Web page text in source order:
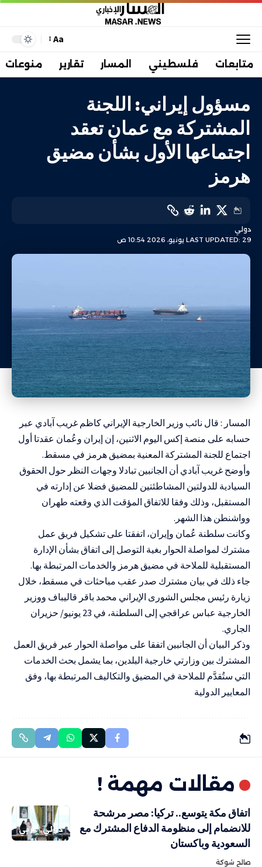
Aa
متابعات فلسطيني المسار تقارير منوعات
مسؤول إيراني: اللجنة
المشتركة مع عمان تعقد
اجتماعها الأول بشأن مضيق
هرمز
LAST UPDATED: 29 يونيو، 2026 10:54 ص
دولي
المسار : قال نائب ‌وزير الخارجية الإيراني كاظم غريب آبادي عبر
حسابه على منصة إكس اليوم الاثنين، إن إيران وعُمان عقدتا أول
اجتماع للجنة المشتركة المعنية بمضيق هرمز في مسقط.
وأوضح غريب آبادي أن الجانبين تبادلا وجهات ‌النظر حول الحقوق
السيادية ‌للدولتين المشاطئتين للمضيق فضلا عن إدارته ‌في
المستقبل، وذلك وفقا للاتفاق المؤقت الذي وقعته طهران
وواشنطن هذا الشهر.
وكانت سلطنة عُمان وإيران، اتفقتا على تشكيل فريق عمل
مشترك لمواصلة الحوار بغية التوصل إلى اتفاق بشأن الإدارة
المستقبلية للملاحة في مضيق هرمز والخدمات المرتبطة بها.
جاء ذلك في بيان مشترك صدر عقب مباحثات في مسقط، خلال
زيارة رئيس مجلس الشورى الإيراني محمد باقر قاليباف ووزير
الخارجية عباس عراقجي إلى السلطنة، في 23 يونيو/ حزيران
الجاري.
وذكر البيان أن الجانبين اتفقا على مواصلة الحوار عبر فريق العمل
المشترك بين وزارتي خارجية البلدين، بما يشمل بحث الخدمات
التي ستُقدَّم للملاحة في المضيق والتكاليف المرتبطة بها، وفق
المعايير الدولية
مقالات مهمة !
دولي عربي
اتفاق مكة يتوسع.. تركيا: مصر مرشحة
للانضمام إلى منظومة الدفاع المشترك مع
السعودية وباكستان
صالح شوكة